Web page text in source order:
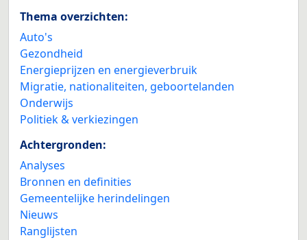
Thema overzichten:
Auto's
Gezondheid
Energieprijzen en energieverbruik
Migratie, nationaliteiten, geboortelanden
Onderwijs
Politiek & verkiezingen
Achtergronden:
Analyses
Bronnen en definities
Gemeentelijke herindelingen
Nieuws
Ranglijsten